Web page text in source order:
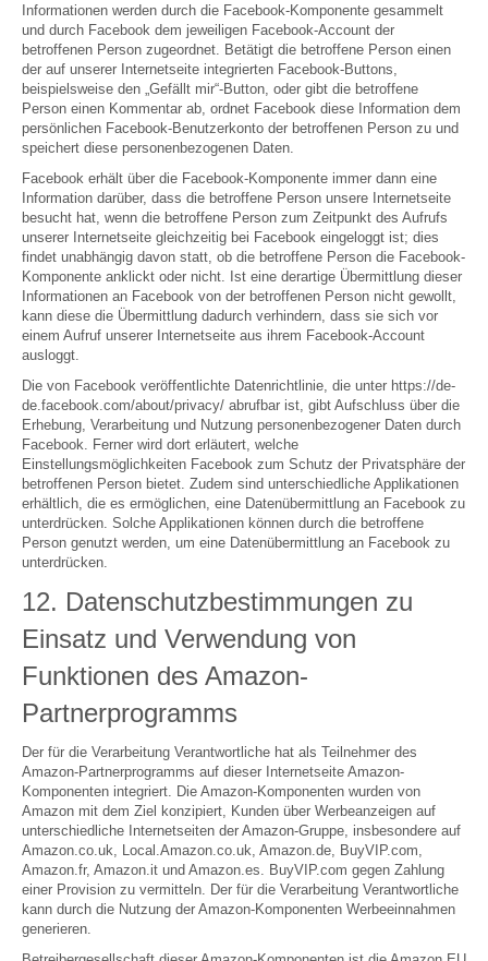
Informationen werden durch die Facebook-Komponente gesammelt
und durch Facebook dem jeweiligen Facebook-Account der
betroffenen Person zugeordnet. Betätigt die betroffene Person einen
der auf unserer Internetseite integrierten Facebook-Buttons,
beispielsweise den „Gefällt mir“-Button, oder gibt die betroffene
Person einen Kommentar ab, ordnet Facebook diese Information dem
persönlichen Facebook-Benutzerkonto der betroffenen Person zu und
speichert diese personenbezogenen Daten.
Facebook erhält über die Facebook-Komponente immer dann eine
Information darüber, dass die betroffene Person unsere Internetseite
besucht hat, wenn die betroffene Person zum Zeitpunkt des Aufrufs
unserer Internetseite gleichzeitig bei Facebook eingeloggt ist; dies
findet unabhängig davon statt, ob die betroffene Person die Facebook-
Komponente anklickt oder nicht. Ist eine derartige Übermittlung dieser
Informationen an Facebook von der betroffenen Person nicht gewollt,
kann diese die Übermittlung dadurch verhindern, dass sie sich vor
einem Aufruf unserer Internetseite aus ihrem Facebook-Account
ausloggt.
Die von Facebook veröffentlichte Datenrichtlinie, die unter https://de-
de.facebook.com/about/privacy/ abrufbar ist, gibt Aufschluss über die
Erhebung, Verarbeitung und Nutzung personenbezogener Daten durch
Facebook. Ferner wird dort erläutert, welche
Einstellungsmöglichkeiten Facebook zum Schutz der Privatsphäre der
betroffenen Person bietet. Zudem sind unterschiedliche Applikationen
erhältlich, die es ermöglichen, eine Datenübermittlung an Facebook zu
unterdrücken. Solche Applikationen können durch die betroffene
Person genutzt werden, um eine Datenübermittlung an Facebook zu
unterdrücken.
12. Datenschutzbestimmungen zu
Einsatz und Verwendung von
Funktionen des Amazon-
Partnerprogramms
Der für die Verarbeitung Verantwortliche hat als Teilnehmer des
Amazon-Partnerprogramms auf dieser Internetseite Amazon-
Komponenten integriert. Die Amazon-Komponenten wurden von
Amazon mit dem Ziel konzipiert, Kunden über Werbeanzeigen auf
unterschiedliche Internetseiten der Amazon-Gruppe, insbesondere auf
Amazon.co.uk, Local.Amazon.co.uk, Amazon.de, BuyVIP.com,
Amazon.fr, Amazon.it und Amazon.es. BuyVIP.com gegen Zahlung
einer Provision zu vermitteln. Der für die Verarbeitung Verantwortliche
kann durch die Nutzung der Amazon-Komponenten Werbeeinnahmen
generieren.